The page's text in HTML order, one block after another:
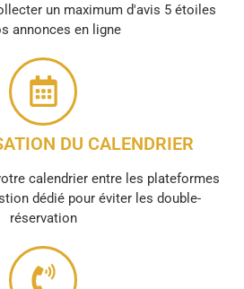
un maximum d'avis 5 étoiles
annonces en ligne
DU CALENDRIER
calendrier entre les plateformes
dédié pour éviter les double-
réservation